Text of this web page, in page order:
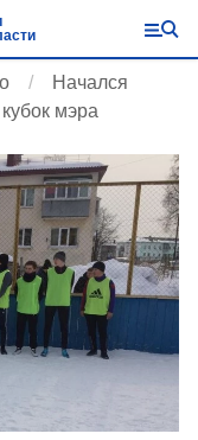
Начался
мэра